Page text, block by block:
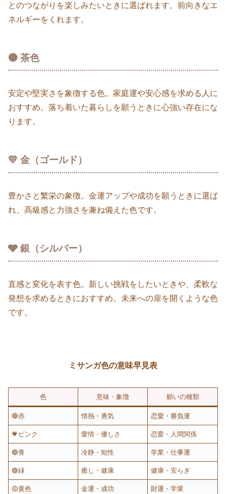
とのつながりを楽しみたいときに選ばれます。前向きなエ
ネルギーをくれます。
🟤 茶色
安定や堅実さを象徴する色。家庭運や安心感を求める人に
おすすめ。落ち着いた暮らしを願うときに心強い存在にな
ります。
💛 金（ゴールド）
豊かさと繁栄の象徴。金運アップや成功を願うときに選ば
れ、高級感と力強さを兼ね備えた色です。
🩶 銀（シルバー）
直感と変化を表す色。新しい挑戦をしたいときや、柔軟な
発想を求めるときにおすすめ。未来への扉を開くような色
です。
ミサンガ色の意味早見表
色 意味・象徴 願いの種類
🔴赤 情熱・勇気 恋愛・勝負運
💗ピンク 愛情・優しさ 恋愛・人間関係
🔵青 冷静・知性 学業・仕事運
🟢緑 癒し・健康 健康・安らぎ
🟡黄色 金運・成功 財運・学業